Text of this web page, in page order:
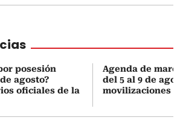
posesión
agosto?
oficiales de la
Agenda de
del 5 al 9 de
movilizaciones y